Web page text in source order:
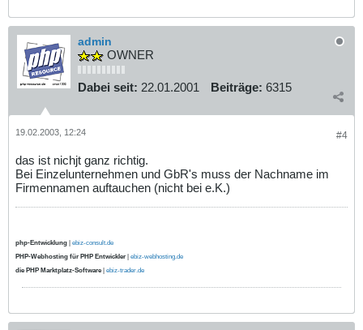
admin
OWNER
Dabei seit: 22.01.2001 Beiträge: 6315
#4
19.02.2003, 12:24
das ist nichjt ganz richtig.
Bei Einzelunternehmen und GbR's muss der Nachname im
Firmennamen auftauchen (nicht bei e.K.)
php-Entwicklung
ebiz-consult.de
PHP-Webhosting für PHP Entwickler
ebiz-webhosting.de
die PHP Marktplatz-Software
ebiz-trader.de